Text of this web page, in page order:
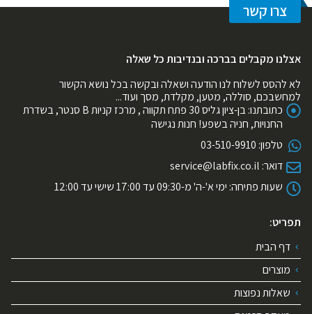
צרו קשר
אצלנו מקבלים בברכה ובנדיבות כל שאלה
לא להסס לשלוח לנו הודעה ושאלה ובקשה בכל נושא הקשור
למחשבכם, סוללה, מטען, מקלדת, מסך ועוד...
כתובתנו:
בן-ציון גליס 30 פתח תקווה , מרכז קניות B סנטר, בשדרת
החנויות, חניה בשפע! חנות נגישה
טלפון: 03-510-9910
דואר: service@labfix.co.il
שעות פתיחה: ימי א'-ה' מ-09:30 עד 17:00 שישי עד 12:00
תפריט:
דף הבית
מוצרים
שאלות נפוצות